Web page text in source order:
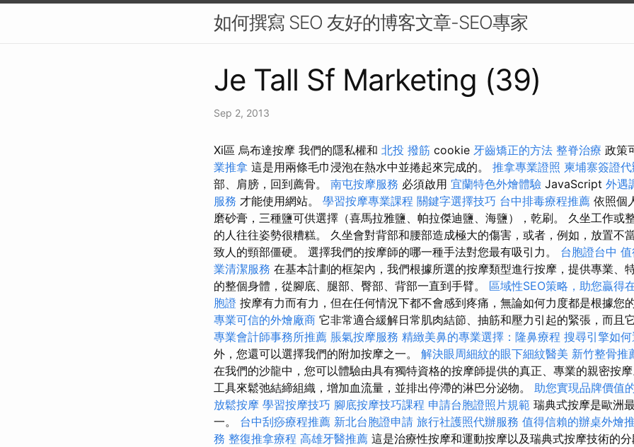
如何撰寫 SEO 友好的博客文章-SEO專家
Je Tall Sf Marketing (39)
Sep 2, 2013
Xi區 烏布達按摩 我們的隱私權和 北投 撥筋 cookie 牙齒矯正的方法 整脊治療 政策
業推拿 這是用兩條毛巾浸泡在熱水中並捲起來完成的。 推拿專業證照 柬埔寨簽證
部、肩膀，回到薦骨。 南屯按摩服務 必須啟用 宜蘭特色外燴體驗 JavaScript 外遇
服務 才能使用網站。 學習按摩專業課程 關鍵字選擇技巧 台中排毒療程推薦 依照個
磨砂膏，三種鹽可供選擇（喜馬拉雅鹽、帕拉傑迪鹽、海鹽），乾刷。 久坐工作或
的人往往姿勢很糟糕。 久坐會對背部和腰部造成極大的傷害，或者，例如，放置不
致人的頸部僵硬。 選擇我們的按摩師的哪一種手法對您最有吸引力。 台胞證台中
業清潔服務 在基本計劃的框架內，我們根據所選的按摩類型進行按摩，提供專業、
的整個身體，從腳底、腿部、臀部、背部一直到手臂。 區域性SEO策略，助您贏得
胞證 按摩有力而有力，但在任何情況下都不會感到疼痛，無論如何力度都是根據您
專業可信的外燴廠商 它非常適合緩解日常肌肉結節、抽筋和壓力引起的緊張，而且
專業會計師事務所推薦 脹氣按摩服務 精緻美鼻的專業選擇：隆鼻療程 搜尋引擎如
外，您還可以選擇我們的附加按摩之一。 解決眼周細紋的眼下細紋醫美 新竹整骨推
在我們的沙龍中，您可以體驗由具有獨特資格的按摩師提供的真正、專業的親密按
工具來鬆弛結締組織，增加血流量，並排出停滯的淋巴分泌物。 助您實現品牌價值
放鬆按摩 學習按摩技巧 腳底按摩技巧課程 申請台胞證照片規範 瑞典式按摩是歐洲
一。 台中刮痧療程推薦 新北台胞證申請 旅行社護照代辦服務 值得信賴的辦桌外燴
務 整復推拿療程 高雄牙醫推薦 這是治療性按摩和運動按摩以及瑞典式按摩技術的分